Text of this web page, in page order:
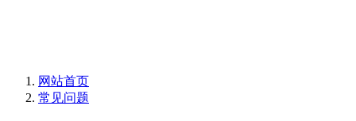
网站首页
常见问题